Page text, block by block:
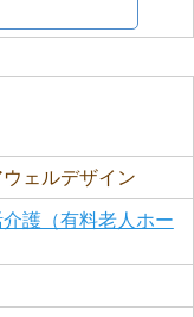
ウェルデザイン
護（有料老人ホー